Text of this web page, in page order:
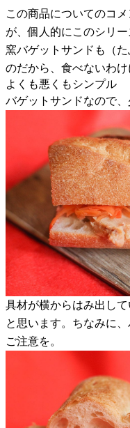
この商品についてのコ
が、個人的にこのシリ
窯バゲットサンドも（
のだから、食べないわけ
よくも悪くもシンプル
バゲットサンドなので、
具材が横からはみ出し
と思います。ちなみに
ご注意を。